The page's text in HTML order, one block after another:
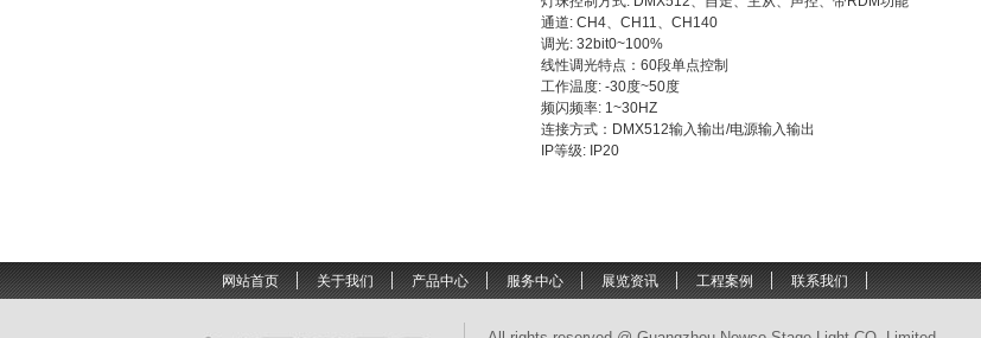
通道: CH4、CH11、CH140
调光: 32bit0~100%
线性调光特点：60段单点控制
工作温度: -30度~50度
频闪频率: 1~30HZ
连接方式：DMX512输入输出/电源输入输出
IP等级: IP20
网站首页 关于我们 产品中心 服务中心 展览资讯 工程案例 联系我们